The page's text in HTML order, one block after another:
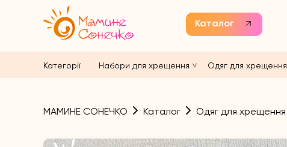
Каталог
Категорії Набори для хрещення Одяг для хрещення
МАМИНЕ СОНЕЧКО Каталог Одяг для хрещення